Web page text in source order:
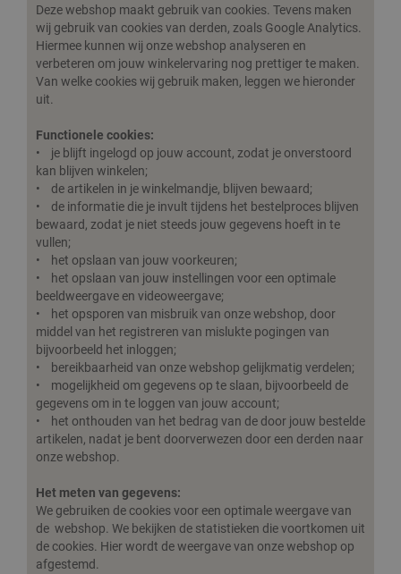
Deze webshop maakt gebruik van cookies. Tevens maken
wij gebruik van cookies van derden, zoals Google Analytics.
Hiermee kunnen wij onze webshop analyseren en
verbeteren om jouw winkelervaring nog prettiger te maken.
Van welke cookies wij gebruik maken, leggen we hieronder
uit.
Functionele cookies:
• je blijft ingelogd op jouw account, zodat je onverstoord
kan blijven winkelen;
• de artikelen in je winkelmandje, blijven bewaard;
• de informatie die je invult tijdens het bestelproces blijven
bewaard, zodat je niet steeds jouw gegevens hoeft in te
vullen;
• het opslaan van jouw voorkeuren;
• het opslaan van jouw instellingen voor een optimale
beeldweergave en videoweergave;
• het opsporen van misbruik van onze webshop, door
middel van het registreren van mislukte pogingen van
bijvoorbeeld het inloggen;
• bereikbaarheid van onze webshop gelijkmatig verdelen;
• mogelijkheid om gegevens op te slaan, bijvoorbeeld de
gegevens om in te loggen van jouw account;
• het onthouden van het bedrag van de door jouw bestelde
artikelen, nadat je bent doorverwezen door een derden naar
onze webshop.
Het meten van gegevens:
We gebruiken de cookies voor een optimale weergave van
de webshop. We bekijken de statistieken die voortkomen uit
de cookies. Hier wordt de weergave van onze webshop op
afgestemd.